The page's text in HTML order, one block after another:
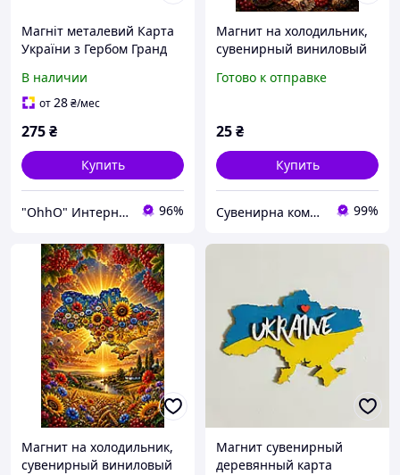
Магніт металевий Карта
України з Гербом Гранд
В наличии
от28₴/мес
275₴
Купить
"OhhO" Интернет-магазин 96%
Магнит на холодильник,
сувенирный виниловый
Украины с цветами,
Готово к отправке
25₴
Купить
Сувенирна компанія "Козаки Удачі" 99%
Магнит на холодильник,
сувенирный виниловый
Магнит сувенирный
деревянный карта